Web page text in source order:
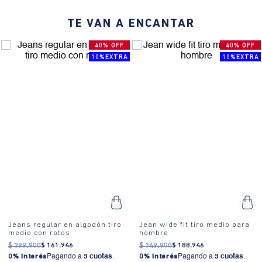
¿Cómo es el fit?: Corte regular, tiro medio, rotos modernos, efecto
¿Cómo se usa?: Ideales para un look casual y relajado, perfectos
TE VAN A ENCANTAR
40% OFF
10%EXTRA
Jeans regular en algodón tiro
medio con rotos
$ 299.900$ 161 .946
0% Interés Pagando a 3 cuotas.
40% OFF
10%EXTRA
Jean wide fit tiro medio para
hombre
$ 349.900$ 188.946
0% Interés Pagando a 3 cuotas.